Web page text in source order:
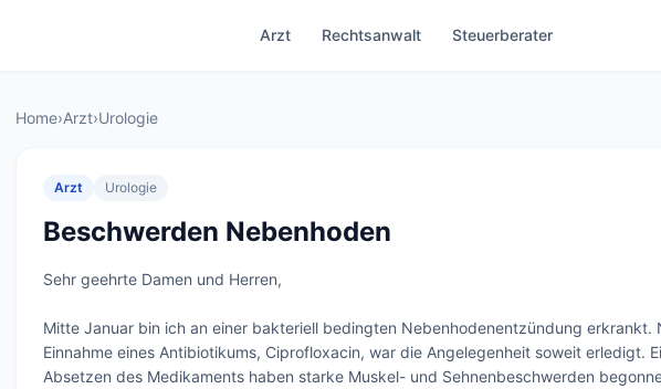
Arzt Rechtsanwalt Steuerberater
Home›Arzt›Urologie
Arzt Urologie
Beschwerden Nebenhoden
Sehr geehrte Damen und Herren,
Mitte Januar bin ich an einer bakteriell bedingten Nebenhodenentzündung erkrankt.
Einnahme eines Antibiotikums, Ciprofloxacin, war die Angelegenheit soweit erledigt.
Absetzen des Medikaments haben starke Muskel- und Sehnenbeschwerden